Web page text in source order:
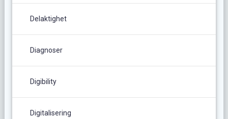
Delaktighet
Diagnoser
Digibility
Digitalisering